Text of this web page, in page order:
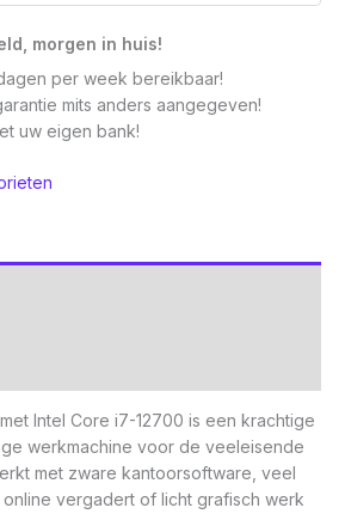
morgen in huis!
per week bereikbaar!
mits anders aangegeven!
uw eigen bank!
Intel Core i7-12700 is een krachtige
werkmachine voor de veeleisende
met zware kantoorsoftware, veel
online vergadert of licht grafisch werk